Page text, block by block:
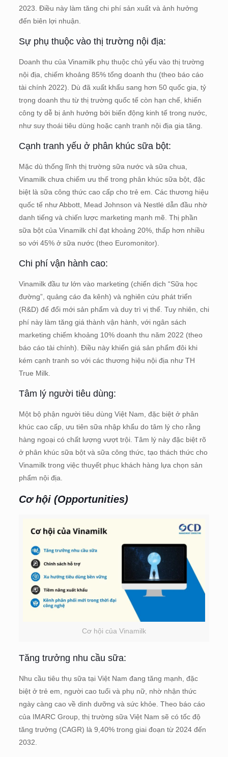
2023. Điều này làm tăng chi phí sản xuất và ảnh hưởng
đến biên lợi nhuận.
Sự phụ thuộc vào thị trường nội địa:
Doanh thu của Vinamilk phụ thuộc chủ yếu vào thị trường
nội địa, chiếm khoảng 85% tổng doanh thu (theo báo cáo
tài chính 2022). Dù đã xuất khẩu sang hơn 50 quốc gia, tỷ
trọng doanh thu từ thị trường quốc tế còn hạn chế, khiến
công ty dễ bị ảnh hưởng bởi biến động kinh tế trong nước,
như suy thoái tiêu dùng hoặc cạnh tranh nội địa gia tăng.
Cạnh tranh yếu ở phân khúc sữa bột:
Mặc dù thống lĩnh thị trường sữa nước và sữa chua,
Vinamilk chưa chiếm ưu thế trong phân khúc sữa bột, đặc
biệt là sữa công thức cao cấp cho trẻ em. Các thương hiệu
quốc tế như Abbott, Mead Johnson và Nestlé dẫn đầu nhờ
danh tiếng và chiến lược marketing mạnh mẽ. Thị phần
sữa bột của Vinamilk chỉ đạt khoảng 20%, thấp hơn nhiều
so với 45% ở sữa nước (theo Euromonitor).
Chi phí vận hành cao:
Vinamilk đầu tư lớn vào marketing (chiến dịch “Sữa học
đường”, quảng cáo đa kênh) và nghiên cứu phát triển
(R&D) để đổi mới sản phẩm và duy trì vị thế. Tuy nhiên, chi
phí này làm tăng giá thành vận hành, với ngân sách
marketing chiếm khoảng 10% doanh thu năm 2022 (theo
báo cáo tài chính). Điều này khiến giá sản phẩm đôi khi
kém cạnh tranh so với các thương hiệu nội địa như TH
True Milk.
Tâm lý người tiêu dùng:
Một bộ phận người tiêu dùng Việt Nam, đặc biệt ở phân
khúc cao cấp, ưu tiên sữa nhập khẩu do tâm lý cho rằng
hàng ngoại có chất lượng vượt trội. Tâm lý này đặc biệt rõ
ở phân khúc sữa bột và sữa công thức, tạo thách thức cho
Vinamilk trong việc thuyết phục khách hàng lựa chọn sản
phẩm nội địa.
Cơ hội (Opportunities)
Cơ hội của Vinamilk
Tăng trưởng nhu cầu sữa:
Nhu cầu tiêu thụ sữa tại Việt Nam đang tăng mạnh, đặc
biệt ở trẻ em, người cao tuổi và phụ nữ, nhờ nhận thức
ngày càng cao về dinh dưỡng và sức khỏe. Theo báo cáo
của IMARC Group, thị trường sữa Việt Nam sẽ có tốc độ
tăng trưởng (CAGR) là 9,40% trong giai đoạn từ 2024 đến
2032.